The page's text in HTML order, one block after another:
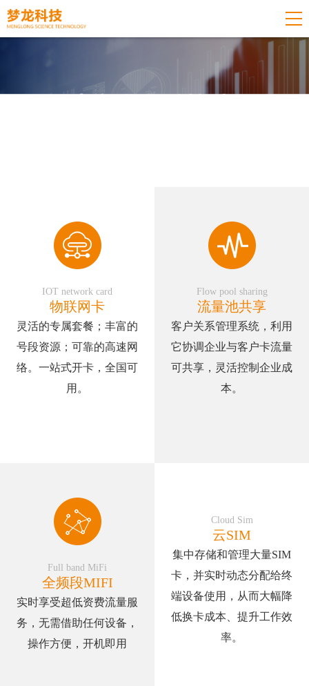
IOT network card
物联网卡
灵活的专属套餐；丰富的
号段资源；可靠的高速网
络。一站式开卡，全国可
用。
Flow pool sharing
流量池共享
客户关系管理系统，利用
它协调企业与客户卡流量
可共享，灵活控制企业成
本。
Full band MiFi
全频段MIFI
实时享受超低资费流量服
务，无需借助任何设备，
操作方便，开机即用
Cloud Sim
云SIM
集中存储和管理大量SIM
卡，并实时动态分配给终
端设备使用，从而大幅降
低换卡成本、提升工作效
率。